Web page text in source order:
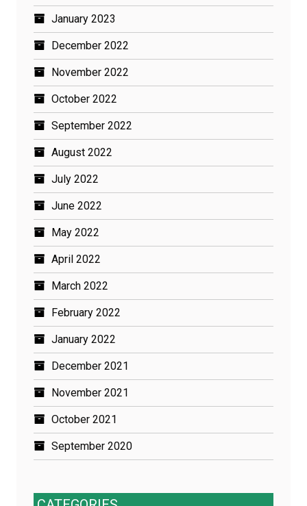
January 2023
December 2022
November 2022
October 2022
September 2022
August 2022
July 2022
June 2022
May 2022
April 2022
March 2022
February 2022
January 2022
December 2021
November 2021
October 2021
September 2020